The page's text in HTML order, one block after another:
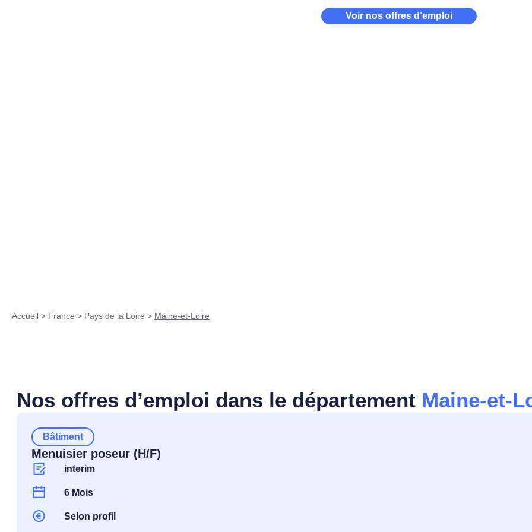
Voir nos offres d’emploi
Accueil > France > Pays de la Loire > Maine-et-Loire
Nos offres d’emploi dans le département Maine-et-
Bâtiment
Menuisier poseur (H/F)
interim
6 Mois
Selon profil